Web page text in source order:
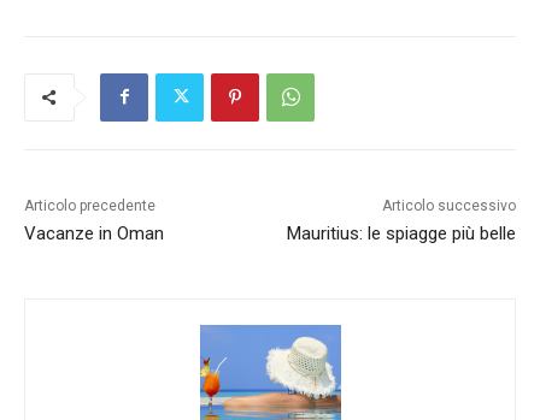
Articolo precedente
Vacanze in Oman
Articolo successivo
Mauritius: le spiagge più belle